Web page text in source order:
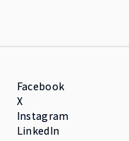
Facebook
X
Instagram
LinkedIn